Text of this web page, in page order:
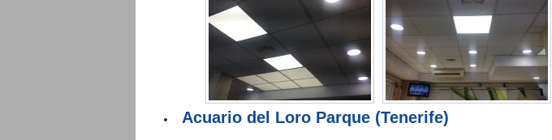
Acuario del Loro Parque (Tenerife)